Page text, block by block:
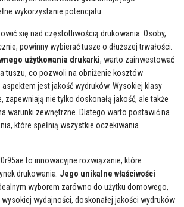
wykorzystanie potencjału.
się nad częstotliwością drukowania. Osoby,
powinny wybierać tusze o dłuższej trwałości.
użytkowania drukarki, warto zainwestować
tuszu, co pozwoli na obniżenie kosztów
jest jakość wydruków. Wysokiej klasy
zapewniają nie tylko doskonałą jakość, ale także
warunki zewnętrzne. Dlatego warto postawić na
które spełnią wszystkie oczekiwania
to innowacyjne rozwiązanie, które
drukowania. Jego unikalne właściwości
wyborem zarówno do użytku domowego,
wydajności, doskonałej jakości wydruków